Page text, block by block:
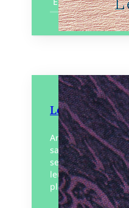
Les Saveurs
Ambre et Louis,
sage indien,
secret des
leurs expériences
plongent dans un